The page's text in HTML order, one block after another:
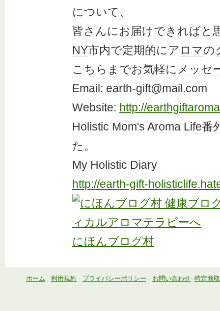
について、
皆さんにお届けできればと
NY市内で定期的にア ロマの
こちらまでお気軽に メッセ
Email: earth-gift@mail.com
Website: http://
Holistic Mom's Aroma Life番
た。
My Holistic Diary
http://earth-gift-
にほんブログ村
ホーム - 利用規約 - プライバシーポリシー - お問い合わせ- 特定商